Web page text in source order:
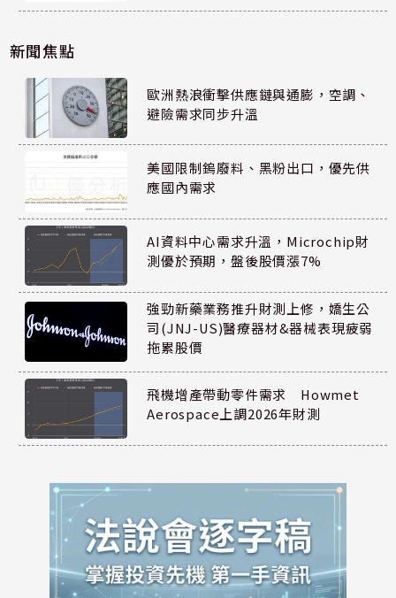
新聞焦點
歐洲熱浪衝擊供應鏈與通膨，空調、
避險需求同步升溫
美國限制鎢廢料、黑粉出口，優先供
應國內需求
AI資料中心需求升溫，Microchip財
測優於預期，盤後股價漲7%
強勁新藥業務推升財測上修，嬌生公
司(JNJ-US)醫療器材&器械表現疲弱
拖累股價
飛機增產帶動零件需求 Howmet
Aerospace上調2026年財測